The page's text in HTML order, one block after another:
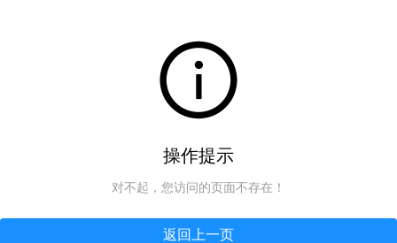
操作提示
对不起，您访问的页面不存在！
返回上一页